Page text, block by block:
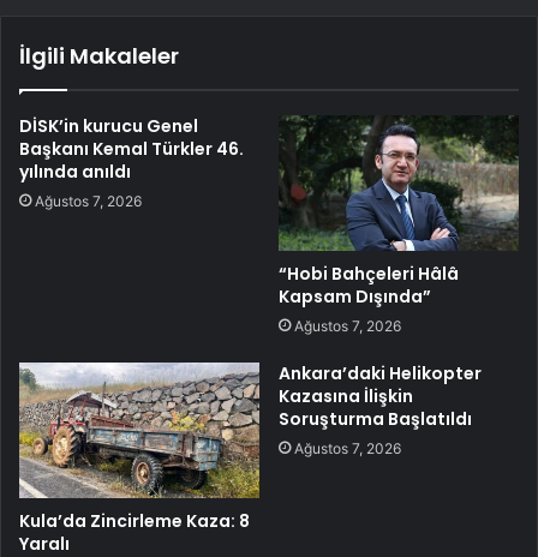
İlgili Makaleler
DİSK’in kurucu Genel
Başkanı Kemal Türkler 46.
yılında anıldı
Ağustos 7, 2026
“Hobi Bahçeleri Hâlâ
Kapsam Dışında”
Ağustos 7, 2026
Kula’da Zincirleme Kaza: 8
Yaralı
Ankara’daki Helikopter
Kazasına İlişkin
Soruşturma Başlatıldı
Ağustos 7, 2026